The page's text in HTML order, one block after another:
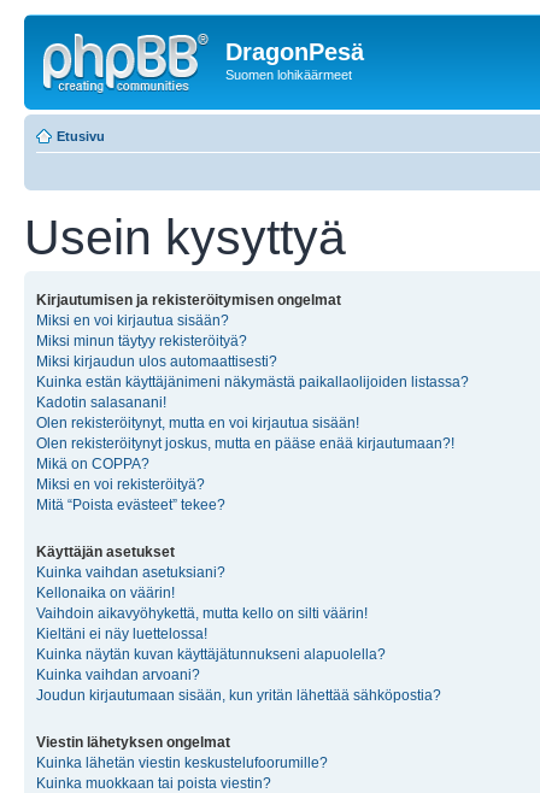
DragonPesä
Suomen lohikäärmeet
Etusivu
Usein kysyttyä
Kirjautumisen ja rekisteröitymisen ongelmat
Miksi en voi kirjautua sisään?
Miksi minun täytyy rekisteröityä?
Miksi kirjaudun ulos automaattisesti?
Kuinka estän käyttäjänimeni näkymästä paikallaolijoiden listassa?
Kadotin salasanani!
Olen rekisteröitynyt, mutta en voi kirjautua sisään!
Olen rekisteröitynyt joskus, mutta en pääse enää kirjautumaan?!
Mikä on COPPA?
Miksi en voi rekisteröityä?
Mitä “Poista evästeet” tekee?
Käyttäjän asetukset
Kuinka vaihdan asetuksiani?
Kellonaika on väärin!
Vaihdoin aikavyöhykettä, mutta kello on silti väärin!
Kieltäni ei näy luettelossa!
Kuinka näytän kuvan käyttäjätunnukseni alapuolella?
Kuinka vaihdan arvoani?
Joudun kirjautumaan sisään, kun yritän lähettää sähköpostia?
Viestin lähetyksen ongelmat
Kuinka lähetän viestin keskustelufoorumille?
Kuinka muokkaan tai poista viestin?